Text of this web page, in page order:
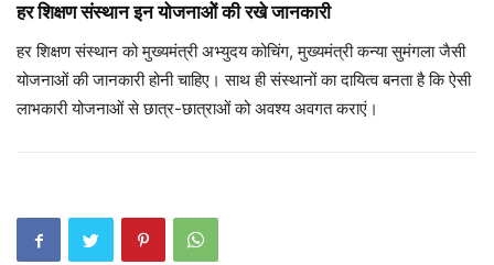
हर शिक्षण संस्‍थान इन योजनाओें की रखे जानकारी
हर शिक्षण संस्थान को मुख्यमंत्री अभ्युदय कोचिंग, मुख्यमंत्री कन्या सुमंगला जैसी
योजनाओं की जानकारी होनी चाहिए। साथ ही संस्थानों का दायित्व बनता है कि ऐसी
लाभकारी योजनाओं से छात्र-छात्राओं को अवश्य अवगत कराएं।